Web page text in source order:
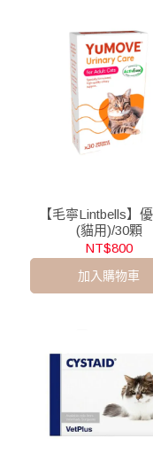
【毛寧Lintbells】
(貓用)/30顆
NT$800
加入購物車